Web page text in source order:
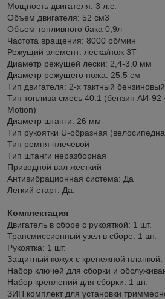
Мощность двигателя: 3 л.с.
Объем двигателя: 52 см3
Объем топливного бака 0,9л
Частота вращения: 8000 об/мин
Режущий элемент: леска/нож 3T
Диаметр режущей лески: 2,4-3,0 мм
Диаметр режущего ножа: 25.5 см
Тип двигателя: 2-х тактный бензиновый
Тип топлива смесь 40:1 (бензин АИ-92
Motion)
Диаметр штанги: 26 мм
Тип рукоятки U-образная
Тип ремня плечевой
Тип штанги неразборная
Приводной вал жесткий
Антивибрационная система: Да
Легкий старт: Да.
Комплектация
Двигатель в сборе с рукояткой: 1 шт.
Трансмиссионный узел в сборе: 1 шт.
Рукоятка: 1 шт.
Защитный кожух с крепежной планкой:
Набор ключей для сборки и
Набор креплений для сборки: 1 шт.
ЗИП комплект для установки